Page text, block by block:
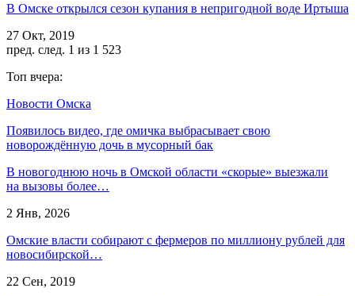
В Омске открылся сезон купания в непригодной воде Иртыша
27 Окт, 2019
пред. след. 1 из 1 523
Топ вчера:
Новости Омска
Появилось видео, где омичка выбрасывает свою
новорождённую дочь в мусорный бак
В новогоднюю ночь в Омской области «скорые» выезжали
на вызовы более…
2 Янв, 2026
Омские власти собирают с фермеров по миллиону рублей для
новосибирской…
22 Сен, 2019